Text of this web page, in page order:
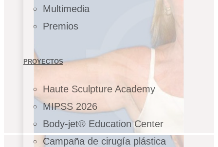
Multimedia
Premios
PROYECTOS
Haute Sculpture Academy
MIPSS 2026
Body-jet® Education Center
Campaña de cirugía plástica